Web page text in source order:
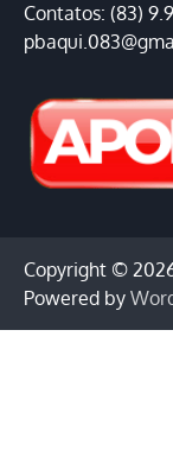
Contatos: (83)
Copyright ©
Powered by